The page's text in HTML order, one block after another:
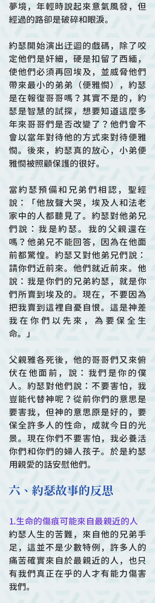
夢境，年輕時說起來意氣風發，但
經過的路卻是破碎和眼淚。
約瑟開始演出迂迴的戲碼，除了咬
定他們是奸細，硬是扣留了西緬，
使他們必須再回埃及，並威脅他們
帶來最小的弟弟（便雅憫），約瑟
是在報復哥哥嗎？其實不是的，約
瑟是智慧的試探，想要知道這麼多
年來哥哥們是否改變了？他們會不
會以當年對待他的方式來對待便雅
憫。後來，約瑟真的放心，小弟便
雅憫被照顧保護的很好。
當約瑟預備和兄弟們相認，聖經
說：「他放聲大哭，埃及人和法老
家中的人都聽見了。約瑟對他弟兄
們說：我是約瑟。我的父親還在
嗎？他弟兄不能回答，因為在他面
前都驚惶。約瑟又對他弟兄們說：
請你們近前來。他們就近前來。他
說：我是你們的兄弟約瑟，就是你
們所賣到埃及的。現在，不要因為
把我賣到這裡自憂自恨。這是神差
我在你們以先來，為要保全生
命。」
父親雅各死後，他的哥哥們又來俯
伏在他面前，說：我們是你的僕
人。約瑟對他們說：不要害怕，我
豈能代替神呢？從前你們的意思是
要害我，但神的意思原是好的，要
保全許多人的性命，成就今日的光
景。現在你們不要害怕，我必養活
你們和你們的婦人孩子。於是約瑟
用親愛的話安慰他們。
六、約瑟故事的反思
1.生命的傷痕可能來自最親近的人
約瑟人生的苦難，來自他的兄弟手
足，這並不是少數特例，許多人的
痛苦確實來自於最親近的人，也只
有我們真正在乎的人才有能力傷害
我們。